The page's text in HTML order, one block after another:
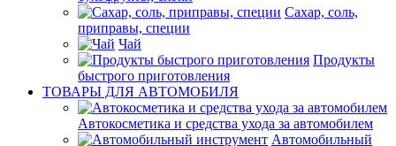
Сахар, соль,
приправы, специи
Чай
Продукты
быстрого приготовления
ТОВАРЫ ДЛЯ АВТОМОБИЛЯ
Автокосметика и средства ухода за автомобилем
Автомобильный